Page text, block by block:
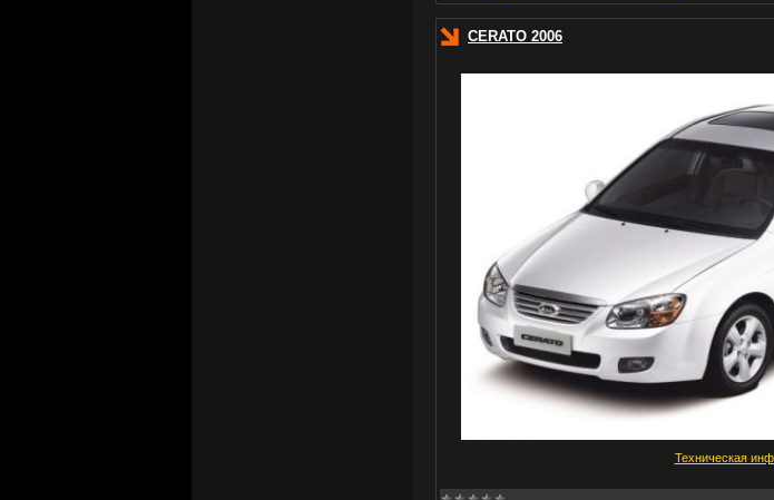
CERATO 2006
Техническая